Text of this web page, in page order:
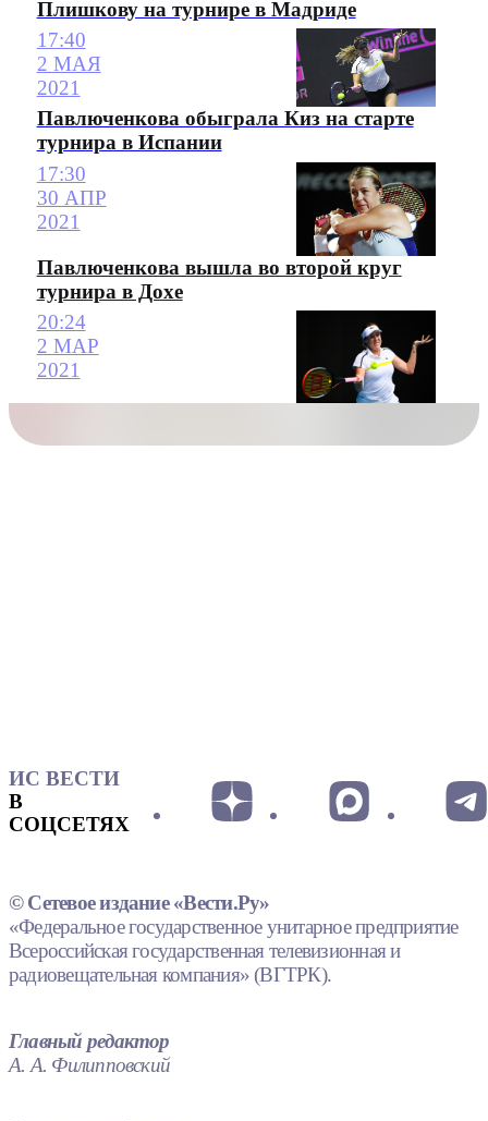
Плишкову на турнире в Мадриде
17:40
2 МАЯ
2021
Павлюченкова обыграла Киз на старте
турнира в Испании
17:30
30 АПР
2021
Павлюченкова вышла во второй круг
турнира в Дохе
20:24
2 МАР
2021
ИС ВЕСТИ
В
СОЦСЕТЯХ
© Сетевое издание «Вести.Ру»
«Федеральное государственное унитарное предприятие
Всероссийская государственная телевизионная и
радиовещательная компания» (ВГТРК).
Главный редактор
А. А. Филипповский